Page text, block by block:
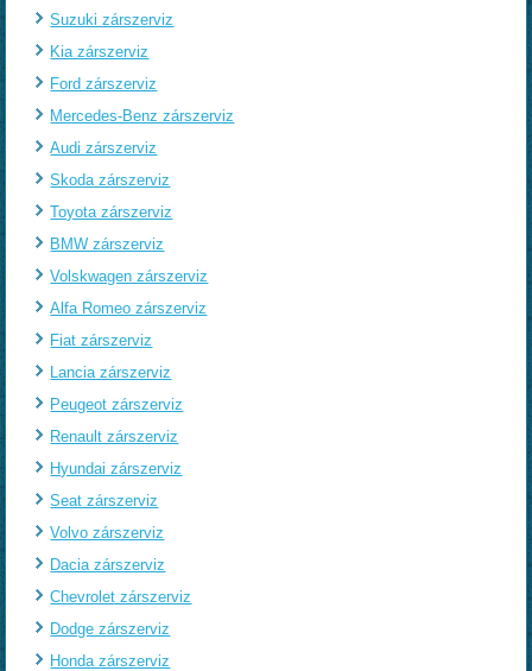
Suzuki zárszerviz
Kia zárszerviz
Ford zárszerviz
Mercedes-Benz zárszerviz
Audi zárszerviz
Skoda zárszerviz
Toyota zárszerviz
BMW zárszerviz
Volskwagen zárszerviz
Alfa Romeo zárszerviz
Fiat zárszerviz
Lancia zárszerviz
Peugeot zárszerviz
Renault zárszerviz
Hyundai zárszerviz
Seat zárszerviz
Volvo zárszerviz
Dacia zárszerviz
Chevrolet zárszerviz
Dodge zárszerviz
Honda zárszerviz